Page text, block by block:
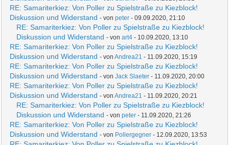
RE: Samariterkiez: Von Poller zu Spielstraße zu Kiezblock!
Diskussion und Widerstand - vonpeter - 09.09.2020, 21:10
RE: Samariterkiez: Von Poller zu Spielstraße zu Kiezblock!
Diskussion und Widerstand - vonart4 - 10.09.2020, 13:10
RE: Samariterkiez: Von Poller zu Spielstraße zu Kiezblock!
Diskussion und Widerstand - vonAndrea21 - 11.09.2020, 15:19
RE: Samariterkiez: Von Poller zu Spielstraße zu Kiezblock!
Diskussion und Widerstand - vonJack Slaeter - 11.09.2020, 20:00
RE: Samariterkiez: Von Poller zu Spielstraße zu Kiezblock!
Diskussion und Widerstand - vonAndrea21 - 11.09.2020, 20:21
RE: Samariterkiez: Von Poller zu Spielstraße zu Kiezblock!
Diskussion und Widerstand - vonpeter - 11.09.2020, 21:26
RE: Samariterkiez: Von Poller zu Spielstraße zu Kiezblock!
Diskussion und Widerstand - von Pollergegner - 12.09.2020, 13:53